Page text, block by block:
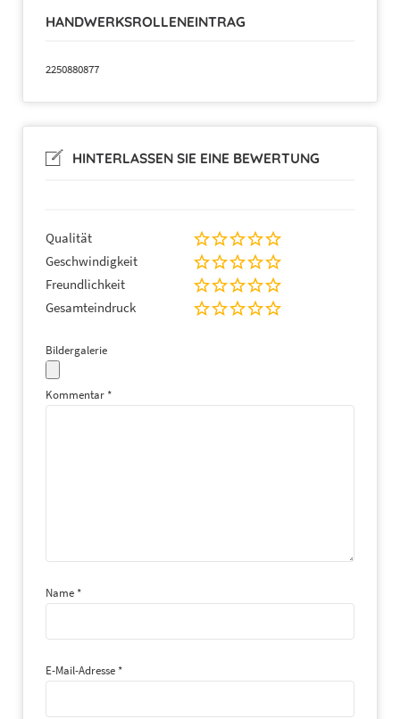
HANDWERKSROLLENEINTRAG
2250880877
HINTERLASSEN SIE EINE BEWERTUNG
Qualität
Geschwindigkeit
Freundlichkeit
Gesamteindruck
Bildergalerie
Kommentar *
Name *
E-Mail-Adresse *